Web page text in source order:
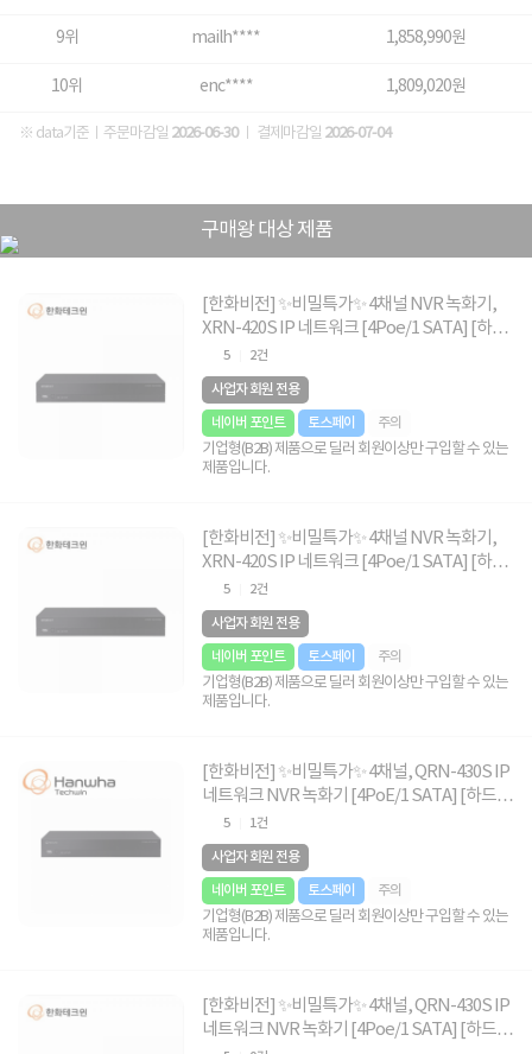
9위 mailh**** 1,858,990원
10위 enc**** 1,809,020원
※ data기준ㅣ주문마감일 2026-06-30ㅣ 결제마감일 2026-07-04
구매왕 대상 제품
[한화비전] ✨비밀특가✨ 4채널 NVR 녹화기,
XRN-420S IP 네트워크 [4Poe/1 SATA] [하드
2TB 포함]
5 2건
사업자 회원 전용
네이버 포인트
토스페이 주의
기업형(B2B) 제품으로 딜러 회원이상만 구입할 수 있는
제품입니다.
[한화비전] ✨비밀특가✨ 4채널 NVR 녹화기,
XRN-420S IP 네트워크 [4Poe/1 SATA] [하드
4TB 포함]
5 2건
사업자 회원 전용
네이버 포인트
토스페이 주의
기업형(B2B) 제품으로 딜러 회원이상만 구입할 수 있는
제품입니다.
[한화비전] ✨비밀특가✨ 4채널, QRN-430S IP
네트워크 NVR 녹화기 [4PoE/1 SATA] [하드
2TB 포함]
5 1건
사업자 회원 전용
네이버 포인트
토스페이 주의
기업형(B2B) 제품으로 딜러 회원이상만 구입할 수 있는
제품입니다.
[한화비전] ✨비밀특가✨ 4채널, QRN-430S IP
네트워크 NVR 녹화기 [4Poe/1 SATA] [하드